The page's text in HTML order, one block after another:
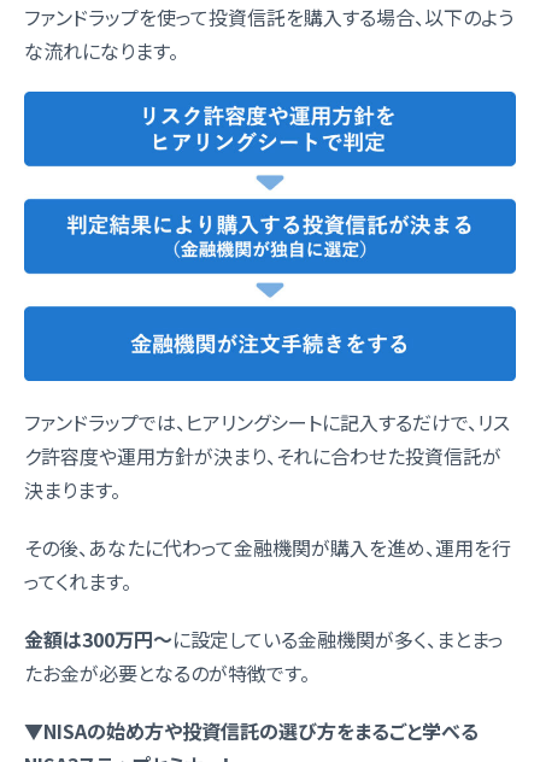
ファンドラップを使って投資信託を購入する場合、以下のよう
な流れになります。
ファンドラップでは、ヒアリングシートに記入するだけで、リス
ク許容度や運用方針が決まり、それに合わせた投資信託が
決まります。
その後、あなたに代わって金融機関が購入を進め、運用を行
ってくれます。
金額は300万円〜に設定している金融機関が多く、まとまっ
たお金が必要となるのが特徴です。
▼NISAの始め方や投資信託の選び方をまるごと学べる